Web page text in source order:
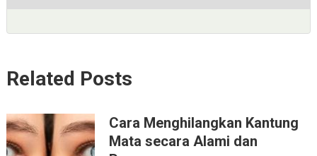
Related Posts
Cara Menghilangkan Kantung
Mata secara Alami dan